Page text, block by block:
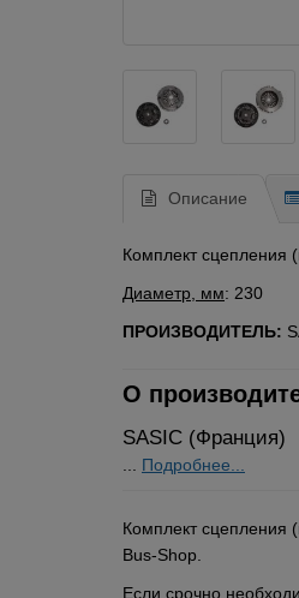
Описание
Комплект сцепления
Диаметр, мм: 230
ПРОИЗВОДИТЕЛЬ:
О
SASIC (Франция)
... Подробнее...
Комплект сцепления
Bus-Shop.
Если срочно